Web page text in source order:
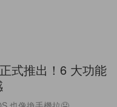
式推出！6 大功能